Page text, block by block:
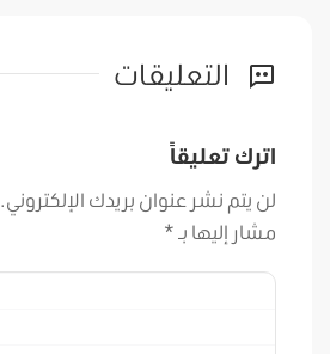
التعليقات
اترك تعليقاً
لن يتم نشر عنوان بريدك الإلكتروني.
مشار إليها بـ *